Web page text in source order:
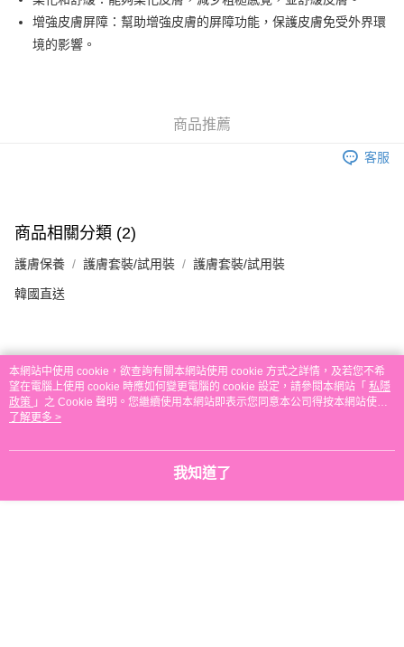
WeChat Pay
其他轉帳方式
單。 如果訂購後七個工作天內我們未能收到有關存款，有關訂單將被取消。
每筆HK$30.00，滿HK$580.00或以上免運費
本地配送
每筆HK$30.00，滿HK$580.00或以上免運費
其他地區配送 運費表
增強皮膚屏障：幫助增強皮膚的屏障功能，保護皮膚免受外界環
境的影響。
商品推薦
客服
商品相關分類 (2)
護膚保養 護膚套裝/試用裝 護膚套裝/試用裝
韓國直送
評價
本分類熱賣 全店暢銷排行
本網站中使用 cookie，欲查詢有關本網站使用 cookie 方式之詳情，及若您不希
望在電腦上使用 cookie 時應如何變更電腦的 cookie 設定，請參閱本網站「 私隱
政策 」之 Cookie 聲明。您繼續使用本網站即表示您同意本公司得按本網站使用
條款之 Cookie 聲明使用 cookie。
了解更多 >
我知道了